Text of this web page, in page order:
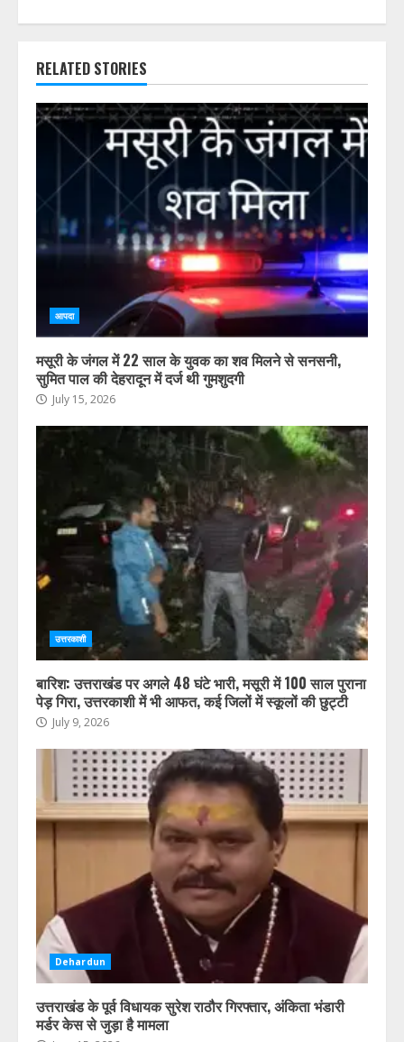
RELATED STORIES
आपदा
मसूरी के जंगल में 22 साल के युवक का शव मिलने से सनसनी,
सुमित पाल की देहरादून में दर्ज थी गुमशुदगी
July 15, 2026
उत्तरकाशी
बारिश: उत्तराखंड पर अगले 48 घंटे भारी, मसूरी में 100 साल पुराना
पेड़ गिरा, उत्तरकाशी में भी आफत, कई जिलों में स्कूलों की छुट्टी
July 9, 2026
Dehardun
उत्तराखंड के पूर्व विधायक सुरेश राठौर गिरफ्तार, अंकिता भंडारी
मर्डर केस से जुड़ा है मामला